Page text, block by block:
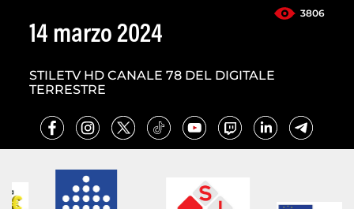
3806
14 marzo 2024
STILETV HD CANALE 78 DEL DIGITALE
TERRESTRE